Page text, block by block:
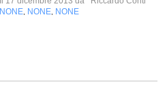
NONE NONE NONE